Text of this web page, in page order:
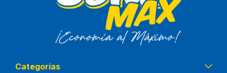
Categorías